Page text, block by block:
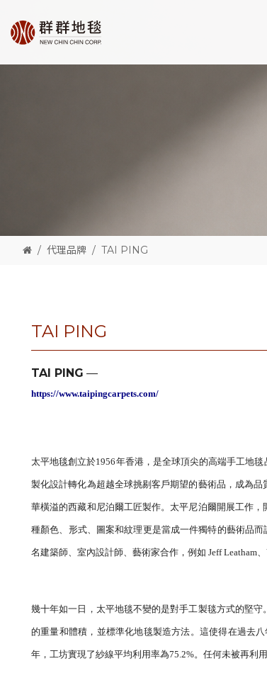
代理品牌 TAI PING
TAI PING
TAI PING —
https://www.taipingcarpets.com/
太平地毯創立於1956年香港，是全球頂尖的高端手工地
製化設計轉化為超越全球挑剔客戶期望的藝術品，成為
華橫溢的西藏和尼泊爾工匠製作。太平尼泊爾開展工作
種顏色、形式、圖案和紋理更是當成一件獨特的藝術品
名建築師、室內設計師、藝術家合作，例如 Jeff Leatham
幾十年如一日，太平地毯不變的是對手工製毯方式的堅
的重量和體積，並標準化地毯製造方法。這使得在過去
年，工坊實現了紗線平均利用率為75.2%。任何未被再利